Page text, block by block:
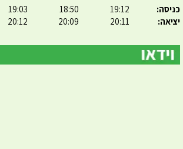
כניסה:
יציאה:
19:12
20:11
18:50
20:09
19:03
20:12